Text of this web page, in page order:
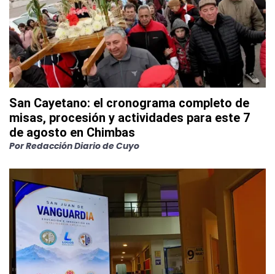
San Cayetano: el cronograma completo de
misas, procesión y actividades para este 7
de agosto en Chimbas
PorRedacción Diario de Cuyo